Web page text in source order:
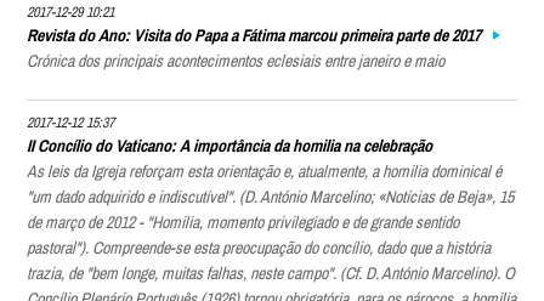
2017-12-29 10:21
Revista do Ano: Visita do Papa a Fátima marcou primeira parte de 2017
Crónica dos principais acontecimentos eclesiais entre janeiro e maio
2017-12-12 15:37
II Concílio do Vaticano: A importância da homilia na celebração
As leis da Igreja reforçam esta orientação e, atualmente, a homilia dominical é
"um dado adquirido e indiscutível". (D. António Marcelino; «Notícias de Beja», 15
de março de 2012 - "Homilia, momento privilegiado e de grande sentido
pastoral"). Compreende-se esta preocupação do concílio, dado que a história
trazia, de "bem longe, muitas falhas, neste campo". (Cf. D. António Marcelino). O